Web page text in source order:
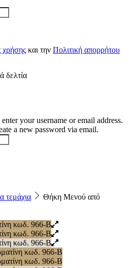
και την Πολιτική απορρήτου
δελτία
your username or email address.
a new password via email.
τεμάχια
Θήκη Μενού από